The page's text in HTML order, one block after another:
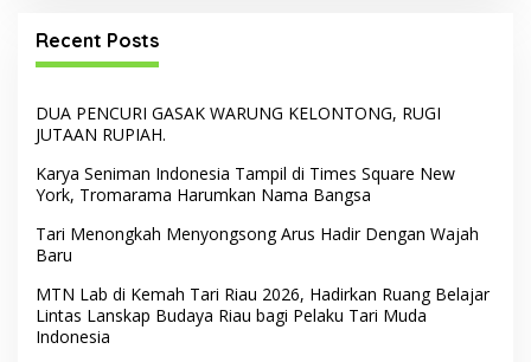
Recent Posts
DUA PENCURI GASAK WARUNG KELONTONG, RUGI
JUTAAN RUPIAH.
Karya Seniman Indonesia Tampil di Times Square New
York, Tromarama Harumkan Nama Bangsa
Tari Menongkah Menyongsong Arus Hadir Dengan Wajah
Baru
MTN Lab di Kemah Tari Riau 2026, Hadirkan Ruang Belajar
Lintas Lanskap Budaya Riau bagi Pelaku Tari Muda
Indonesia